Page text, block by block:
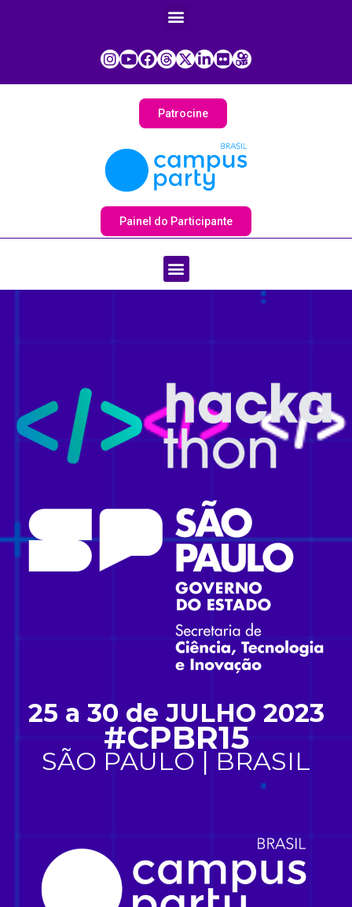
Patrocine
Painel do Participante
25 a 30 de JULHO 2023
#CPBR15
SÃO PAULO | BRASIL